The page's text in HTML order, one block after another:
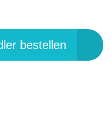
bestellen